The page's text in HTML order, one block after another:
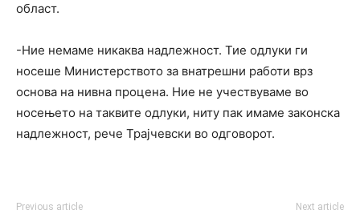
област.
-Ние немаме никаква надлежност. Тие одлуки ги
носеше Министерството за внатрешни работи врз
основа на нивна процена. Ние не учествуваме во
носењето на таквите одлуки, ниту пак имаме законска
надлежност, рече Трајчевски во одговорот.
Previous article Next article